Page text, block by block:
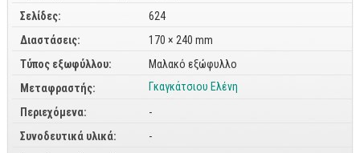
Σχεδιαστικά
CorelDraw
3ds max
Maya
AutoCAD
Σελίδες:
624
Διαστάσεις:
170 × 240 mm
Τύπος εξωφύλλου:
Μαλακό εξώφυλλο
Μεταφραστής:
Γκαγκάτσιου Ελένη
Περιεχόμενα:
-
Συνοδευτικά υλικά:
-